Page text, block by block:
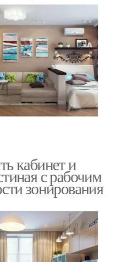
кабинет и
с рабочим
зонирования